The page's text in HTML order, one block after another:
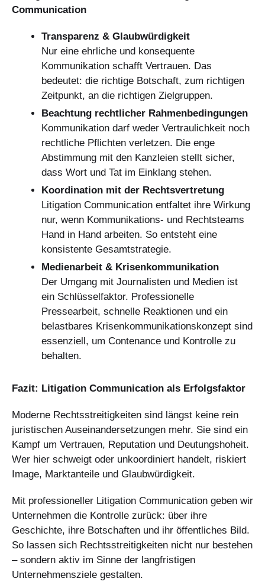
Communication
Transparenz & Glaubwürdigkeit
Nur eine ehrliche und konsequente
Kommunikation schafft Vertrauen. Das
bedeutet: die richtige Botschaft, zum richtigen
Zeitpunkt, an die richtigen Zielgruppen.
Beachtung rechtlicher Rahmenbedingungen
Kommunikation darf weder Vertraulichkeit noch
rechtliche Pflichten verletzen. Die enge
Abstimmung mit den Kanzleien stellt sicher,
dass Wort und Tat im Einklang stehen.
Koordination mit der Rechtsvertretung
Litigation Communication entfaltet ihre Wirkung
nur, wenn Kommunikations- und Rechtsteams
Hand in Hand arbeiten. So entsteht eine
konsistente Gesamtstrategie.
Medienarbeit & Krisenkommunikation
Der Umgang mit Journalisten und Medien ist
ein Schlüsselfaktor. Professionelle
Pressearbeit, schnelle Reaktionen und ein
belastbares Krisenkommunikationskonzept sind
essenziell, um Contenance und Kontrolle zu
behalten.
Fazit: Litigation Communication als Erfolgsfaktor
Moderne Rechtsstreitigkeiten sind längst keine rein
juristischen Auseinandersetzungen mehr. Sie sind ein
Kampf um Vertrauen, Reputation und Deutungshoheit.
Wer hier schweigt oder unkoordiniert handelt, riskiert
Image, Marktanteile und Glaubwürdigkeit.
Mit professioneller Litigation Communication geben wir
Unternehmen die Kontrolle zurück: über ihre
Geschichte, ihre Botschaften und ihr öffentliches Bild.
So lassen sich Rechtsstreitigkeiten nicht nur bestehen
– sondern aktiv im Sinne der langfristigen
Unternehmensziele gestalten.